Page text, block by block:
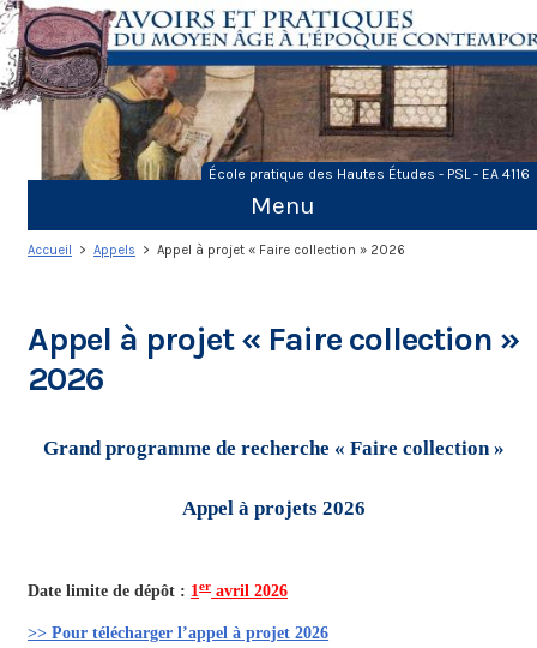
Skip
to
content
École pratique des Hautes Études - PSL - EA 4116
Menu
Accueil >Appels > Appel à projet « Faire collection » 2026
Appel à projet « Faire collection »
2026
Grand programme de recherche « Faire collection »
Appel à projets 2026
Date limite de dépôt : 1er avril 2026
>> Pour télécharger l’appel à projet 2026